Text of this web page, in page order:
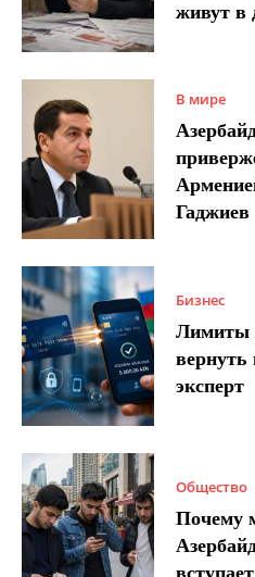
живут в
В мире
Гаджиев
Бизнес
Лимиты
эксперт
Общество
Почему